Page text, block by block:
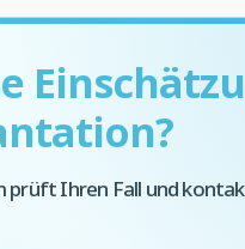
prüft Ihren Fall und